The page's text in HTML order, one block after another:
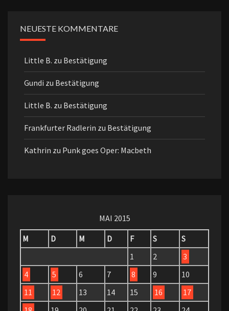
NEUESTE KOMMENTARE
Little B. zu Bestätigung
Gundi zu Bestätigung
Little B. zu Bestätigung
Frankfurter Radlerin zu Bestätigung
Kathrin zu Punk goes Oper: Macbeth
MAI 2015
M
D M D F S
S
1
2
3
4
5 6 7 8 9
10
11
12 13 14 15 16
17